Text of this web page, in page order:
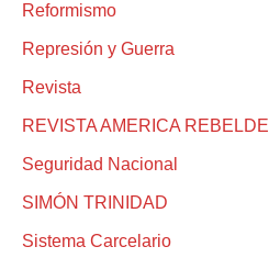
Reformismo
Represión y Guerra
Revista
REVISTA AMERICA REBELDE
Seguridad Nacional
SIMÓN TRINIDAD
Sistema Carcelario